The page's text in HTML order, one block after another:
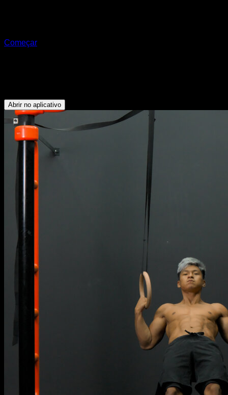
Começar
Abrir no aplicativo